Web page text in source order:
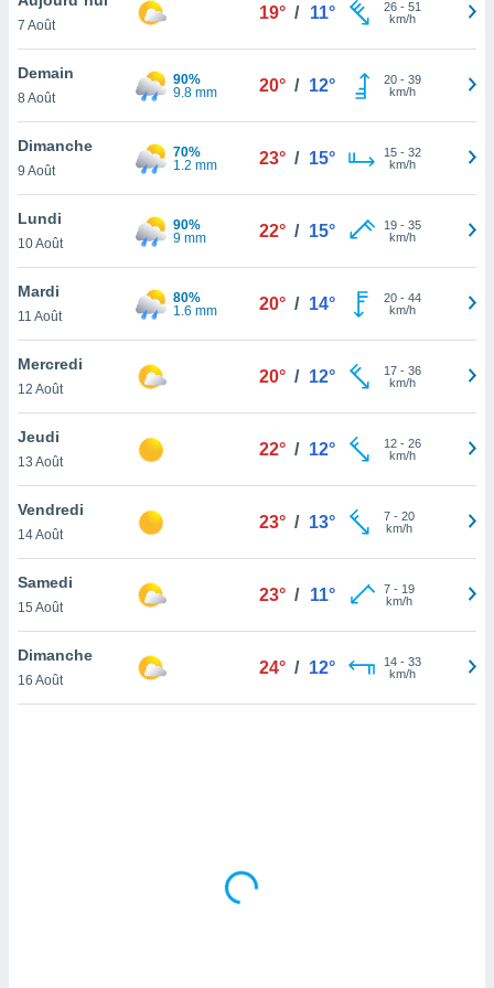
et
»,
au
vous
qu'ils
ou
le
ainsi
un
la
du
en
de
7 Août
19° / 11° 26- 51
km/h
Demain
8 Août
90%
9.8 mm
20° / 12° 20- 39
km/h
Dimanche
9 Août
70%
1.2 mm
23° / 15° 15- 32
km/h
Lundi
10 Août
90%
9 mm
22° / 15° 19- 35
km/h
Mardi
11 Août
80%
1.6 mm
20° / 14° 20- 44
km/h
Mercredi
12 Août
20° / 12° 17- 36
km/h
Jeudi
13 Août
22° / 12° 12- 26
km/h
Vendredi
14 Août
23° / 13° 7- 20
km/h
Samedi
15 Août
23° / 11° 7- 19
km/h
Dimanche
16 Août
24° / 12° 14- 33
km/h